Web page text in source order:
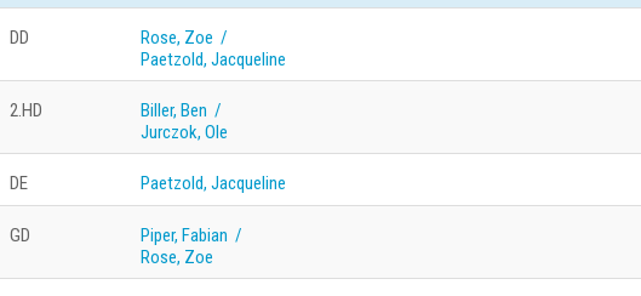
DD
Rose, Zoe /
Paetzold, Jacqueline
2.HD
Biller, Ben /
Jurczok, Ole
DE Paetzold, Jacqueline
GD
Piper, Fabian /
Rose, Zoe